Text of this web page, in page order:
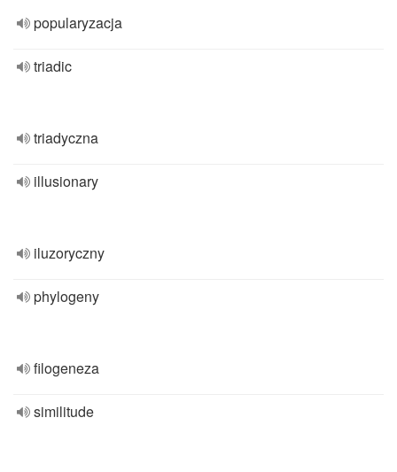
popularyzacja
triadic
triadyczna
illusionary
iluzoryczny
phylogeny
filogeneza
similitude